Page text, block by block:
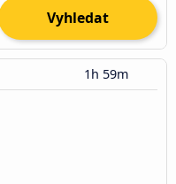
Vyhledat
1h 59m